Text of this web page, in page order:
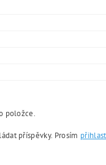
položce.
příspěvky. Prosím